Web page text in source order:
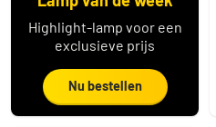
Highlight-lamp voor een
exclusieve prijs
Nu bestellen